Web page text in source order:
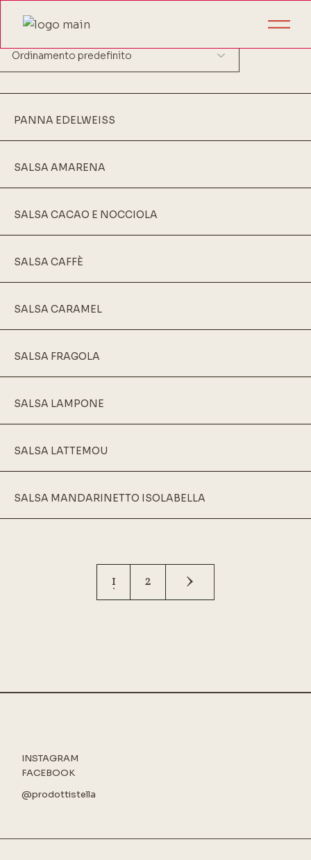
Visualizzazione di 1-9 di 18 risultati
PANNA EDELWEISS
SALSA AMARENA
SALSA CACAO E NOCCIOLA
SALSA CAFFÈ
SALSA CARAMEL
SALSA FRAGOLA
SALSA LAMPONE
SALSA LATTEMOU
SALSA MANDARINETTO ISOLABELLA
1 2
INSTAGRAM
FACEBOOK
@prodottistella